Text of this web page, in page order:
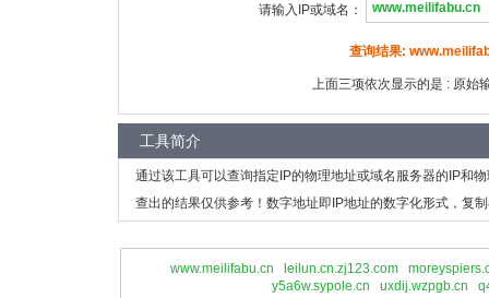
请输入IP或域名：
查询结果:
上面三项依次显示的是 : 原始
工具简介
通过该工具可以查询指定IP的物理地址或域名服务器的IP和
查出的结果仅供参考！数字地址即IP地址的数字化形式，复
www.meilifabu.cn leilun.cn.zj123.com
y5a6w.sypole.cn
uxdij.wzpgb.cn